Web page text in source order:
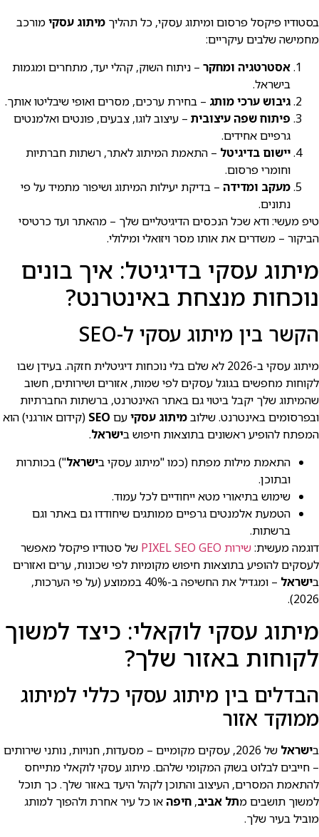
בסטודיו פיקסל פרסום ומיתוג עסקי, כל תהליך מיתוג עסקימורכב
מחמישה שלבים עיקריים:
אסטרטגיה ומחקר – ניתוח השוק, קהלי יעד, מתחרים ומגמות
בישראל.
גיבוש ערכי מותג – בחירת ערכים, מסרים ואופי שיבליטו אותך.
פיתוח שפה עיצובית – עיצוב לוגו, צבעים, פונטים ואלמנטים
גרפיים אחידים.
יישום בדיגיטל – התאמת המיתוג לאתר, רשתות חברתיות
וחומרי פרסום.
מעקב ומדידה – בדיקת יעילות המיתוג ושיפור מתמיד על פי
נתונים.
טיפ מעשי: ודא שכל הנכסים הדיגיטליים שלך – מהאתר ועד כרטיסי
הביקור – משדרים את אותו מסר ויזואלי ומילולי.
מיתוג עסקי בדיגיטל: איך בונים
נוכחות מנצחת באינטרנט?
הקשר בין מיתוג עסקי ל-SEO
מיתוג עסקי ב-2026 לא שלם בלי נוכחות דיגיטלית חזקה. בעידן שבו
לקוחות מחפשים בגוגל עסקים לפי שמות, אזורים ושירותים, חשוב
שהמיתוג שלך יקבל ביטוי גם באתר האינטרנט, ברשתות החברתיות
ובפרסומים באינטרנט. שילובמיתוג עסקיעם SEO (קידום אורגני) הוא
המפתח להופיע ראשונים בתוצאות חיפוש בישראל.
התאמת מילות מפתח (כמו "מיתוג עסקי בישראל") בכותרות
ובתוכן.
שימוש בתיאורי מטא ייחודיים לכל עמוד.
הטמעת אלמנטים גרפיים ממותגים שיחודדו גם באתר וגם
ברשתות.
דוגמה מעשית:שירות PIXEL SEO GEO
של סטודיו פיקסל מאפשר
לעסקים להופיע בתוצאות חיפוש מקומיות לפי שכונות, ערים ואזורים
בישראל
– ומגדיל את החשיפה ב-40% בממוצע (על פי הערכות,
2026).
מיתוג עסקי לוקאלי: כיצד למשוך
לקוחות באזור שלך?
הבדלים בין מיתוג עסקי כללי למיתוג
ממוקד אזור
בישראל
של 2026, עסקים מקומיים – מסעדות, חנויות, נותני שירותים
– חייבים לבלוט בשוק המקומי שלהם. מיתוג עסקי לוקאלי מתייחס
להתאמת המסרים, העיצוב והתוכן לקהל היעד באזור שלך. כך תוכל
למשוך תושבים מתל אביב, חיפהאו כל עיר אחרת ולהפוך למותג
מוביל בעיר שלך.